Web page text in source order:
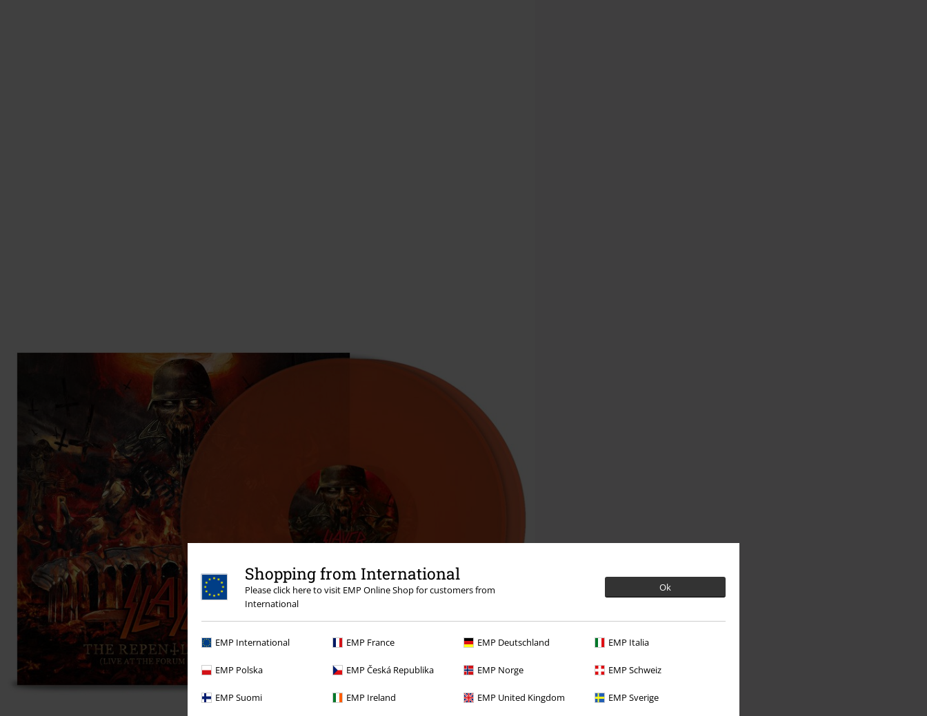
Shopping from International
Please click here to visit EMP Online Shop for customers from
International
Ok
EMP International EMP France EMP Deutschland EMP Italia
EMP Polska EMP Česká Republika EMP Norge EMP Schweiz
EMP Suomi EMP Ireland EMP United Kingdom EMP Sverige